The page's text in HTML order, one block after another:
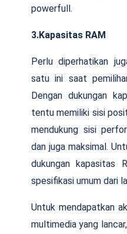
powerfull.
3.Kapasitas RAM
Perlu diperhatikan
satu ini saat
Dengan dukungan
tentu memiliki sisi
mendukung sisi
dan juga maksimal.
dukungan kapasitas
spesifikasi umum dari
Untuk mendapatkan
multimedia yang